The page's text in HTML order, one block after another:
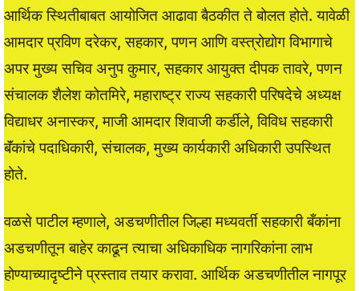
आर्थिक स्थितीबाबत आयोजित आढावा बैठकीत ते बोलत होते. यावेळी
आमदार प्रविण दरेकर, सहकार, पणन आणि वस्त्रोद्योग विभागाचे
अपर मुख्य सचिव अनुप कुमार, सहकार आयुक्त दीपक तावरे, पणन
संचालक शैलेश कोतमिरे, महाराष्ट्र राज्य सहकारी परिषदेचे अध्यक्ष
विद्याधर अनास्कर, माजी आमदार शिवाजी कर्डीले, विविध सहकारी
बॅंकांचे पदाधिकारी, संचालक, मुख्य कार्यकारी अधिकारी उपस्थित
होते.
वळसे पाटील म्हणाले, अडचणीतील जिल्हा मध्यवर्ती सहकारी बँकांना
अडचणीतून बाहेर काढून त्याचा अधिकाधिक नागरिकांना लाभ
होण्याच्यादृष्टीने प्रस्ताव तयार करावा. आर्थिक अडचणीतील नागपूर